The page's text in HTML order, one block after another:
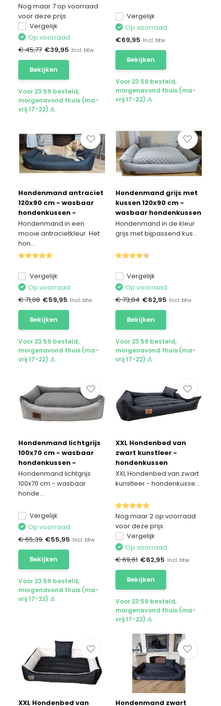
Nog maar 7 op voorraad
voor deze prijs
Vergelijk
Op voorraad
€ 45,77 €39,95 Incl. btw
Bekijken
Voor 23:59 besteld,
morgenavond thuis (ma-
vrij 17-22) ⚠
Vergelijk
Op voorraad
€69,95 Incl. btw
Bekijken
Voor 23:59 besteld,
morgenavond thuis (ma-
vrij 17-22) ⚠
Hondenmand antraciet
120x90 cm - wasbaar
hondenkussen -
waterdicht hondenbed
Hondenmand in een
mooie antracietkleur. Het
hon...
Vergelijk
Op voorraad
€ 71,08 €59,95 Incl. btw
Bekijken
Voor 23:59 besteld,
morgenavond thuis (ma-
vrij 17-22) ⚠
Hondenmand grijs met
kussen 120x90 cm -
wasbaar hondenkussen
- waterdicht
hondenbed
Hondenmand in de kleur
grijs met bijpassend kus...
Vergelijk
Op voorraad
€ 73,84 €62,95 Incl. btw
Bekijken
Voor 23:59 besteld,
morgenavond thuis (ma-
vrij 17-22) ⚠
Hondenmand lichtgrijs
100x70 cm - wasbaar
hondenkussen -
waterdicht hondenbed
Hondenmand lichtgrijs
100x70 cm - wasbaar
honde...
Vergelijk
Op voorraad
€ 65,39 €55,95 Incl. btw
Bekijken
Voor 23:59 besteld,
morgenavond thuis (ma-
vrij 17-22) ⚠
XXL Hondenbed van
zwart kunstleer -
hondenkussen
hondensofa kattenbed
hondenkorf -
XXL Hondenbed van zwart
kunstleer - hondenkusse...
Nog maar 2 op voorraad
voor deze prijs
Vergelijk
Op voorraad
€ 69,61 €62,95 Incl. btw
Bekijken
Voor 23:59 besteld,
morgenavond thuis (ma-
vrij 17-22) ⚠
XXL Hondenbed van Hondenmand zwart